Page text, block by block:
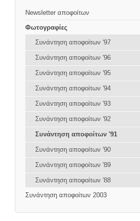
Newsletter αποφοίτων
Φωτογραφίες
Συνάντηση αποφοίτων '97
Συνάντηση αποφοίτων '96
Συνάντηση αποφοίτων '95
Συνάντηση αποφοίτων '94
Συνάντηση αποφοίτων '93
Συνάντηση αποφοίτων '92
Συνάντηση αποφοίτων '91
Συνάντηση αποφοίτων '90
Συνάντηση αποφοίτων '89
Συνάντηση αποφοίτων '88
Συνάντηση αποφοίτων 2003